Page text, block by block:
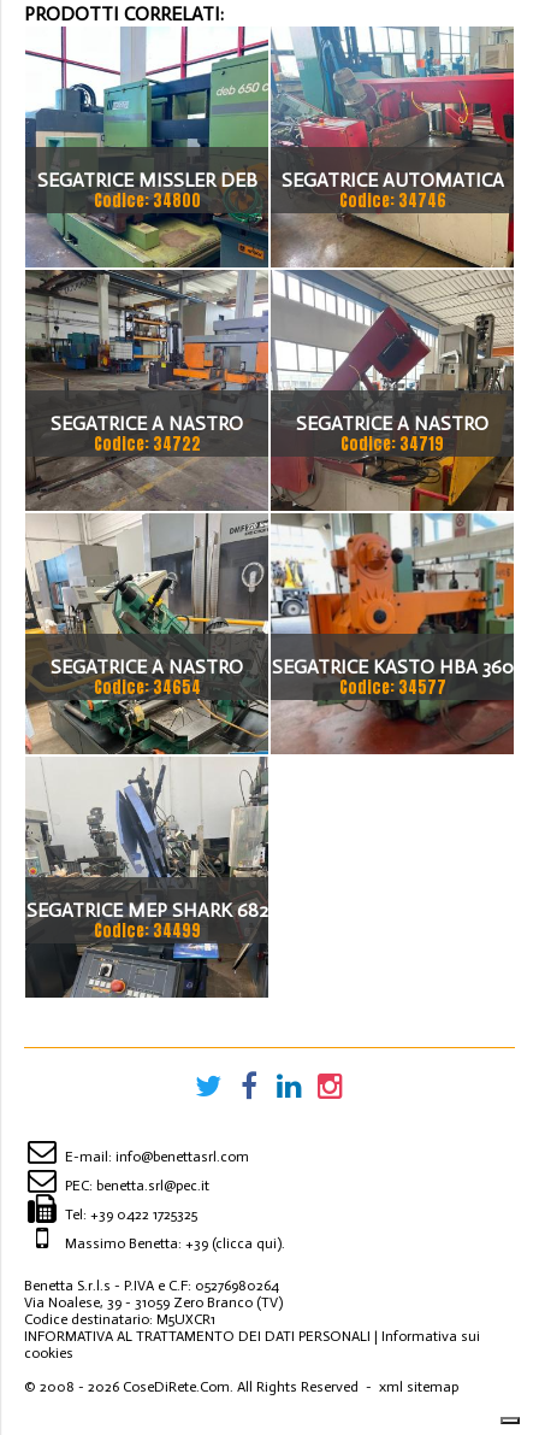
PRODOTTI CORRELATI:
SEGATRICE MISSLER DEB
650 CE
Codice: 34800
SEGATRICE AUTOMATICA
BTM A TAGLIO A GRADI
Codice: 34746
SEGATRICE A NASTRO
AUTOMATICA FIS 500
Codice: 34722
SEGATRICE A NASTRO
BIANCO/BTM 50.33 CNC
Codice: 34719
SEGATRICE A NASTRO
BROWN 270/S
Codice: 34654
SEGATRICE KASTO HBA 360
AU NUMERO DI SERIE 108
Codice: 34577
SEGATRICE MEP SHARK 682
Codice: 34499
E-mail: info@benettasrl.com
PEC: benetta.srl@pec.it
Tel: +39 0422 1725325
Massimo Benetta: +39 (clicca qui).
Benetta S.r.l.s - P.IVA e C.F: 05276980264
Via Noalese, 39 - 31059 Zero Branco (TV)
Codice destinatario: M5UXCR1
INFORMATIVA AL TRATTAMENTO DEI DATI PERSONALI | Informativa sui
cookies
© 2008 - 2026 CoseDiRete.Com. All Rights Reserved - xml sitemap